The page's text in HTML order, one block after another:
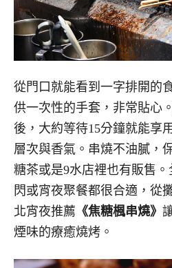
從門口就能看到一字排開的
供一次性的手套，非常貼心
後，大約等待15分鐘就能享
層次與香氣。串燒不油膩，
糖茶或是9水店裡也有販售
閃或宵夜聚餐都很合適，從
北宵夜推薦 《焦糖楓串燒》
煙味的療癒燒烤。